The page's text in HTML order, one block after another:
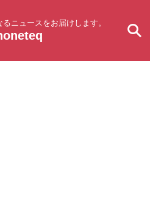
ニュースをお届けします。